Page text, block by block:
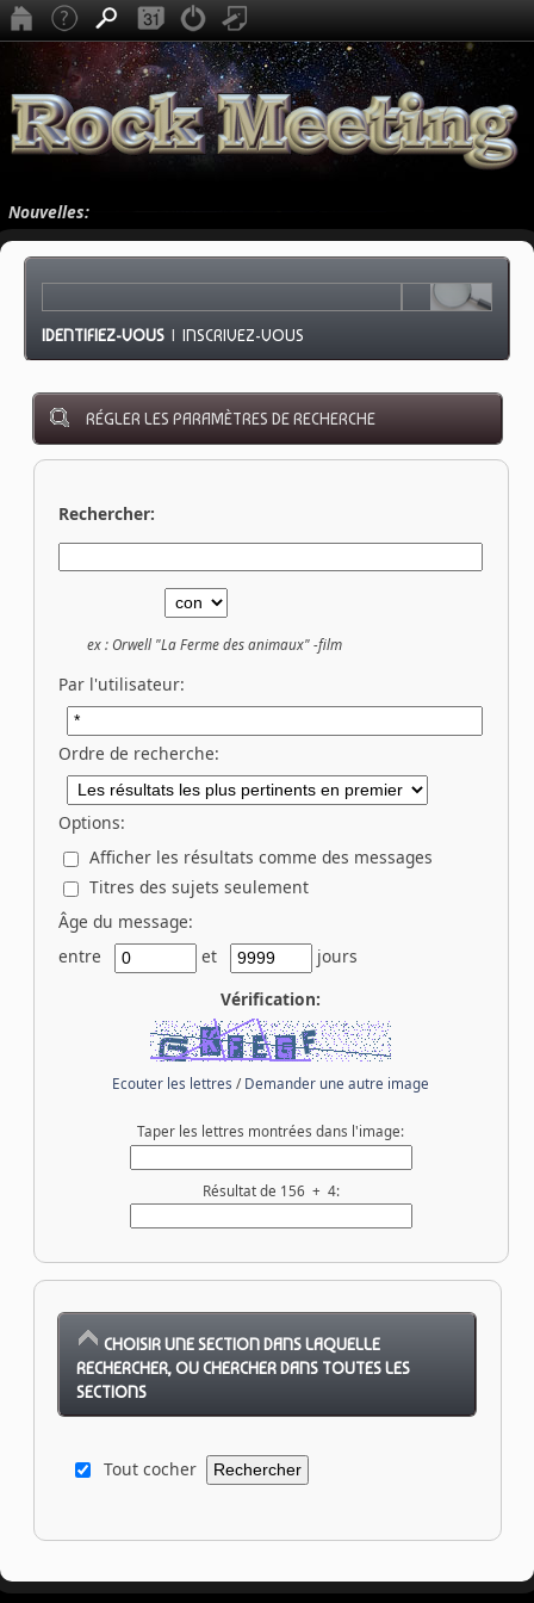
Nouvelles:
IDENTIFIEZ-VOUS |INSCRIVEZ-VOUS
RÉGLER LES PARAMÈTRES DE RECHERCHE
Rechercher:
ex :Orwell "La Ferme des animaux" -film
Par l'utilisateur:
Ordre de recherche:
Options:
Afficher les résultats comme des messages
Titres des sujets seulement
Âge du message:
entre
et
jours
Vérification:
Ecouter les lettres / Demander une autre image
Taper les lettres montrées dans l'image:
Résultat de 156 + 4:
CHOISIR UNE SECTION DANS LAQUELLE
RECHERCHER, OU CHERCHER DANS TOUTES LES
SECTIONS
Tout cocher